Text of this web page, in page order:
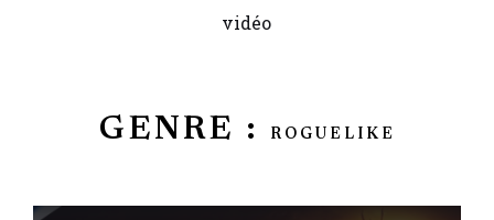
vidéo
GENRE : ROGUELIKE